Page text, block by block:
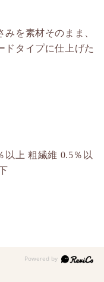
を素材そのまま、
ドタイプに仕上げた
以上 粗繊維 0.5％以